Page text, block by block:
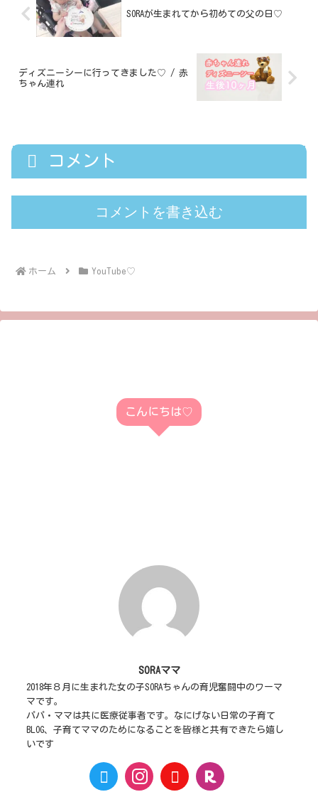
SORAが生まれてから初めての父の日♡
ディズニーシーに行ってきました♡ / 赤
ちゃん連れ
コメント
コメントを書き込む
ホーム YouTube♡
こんにちは♡
SORAママ
2018年８月に生まれた女の子SORAちゃんの育児奮闘中のワーマ
マです。
パパ・ママは共に医療従事者です。なにげない日常の子育て
BLOG、子育てママのためになることを皆様と共有できたら嬉し
いです